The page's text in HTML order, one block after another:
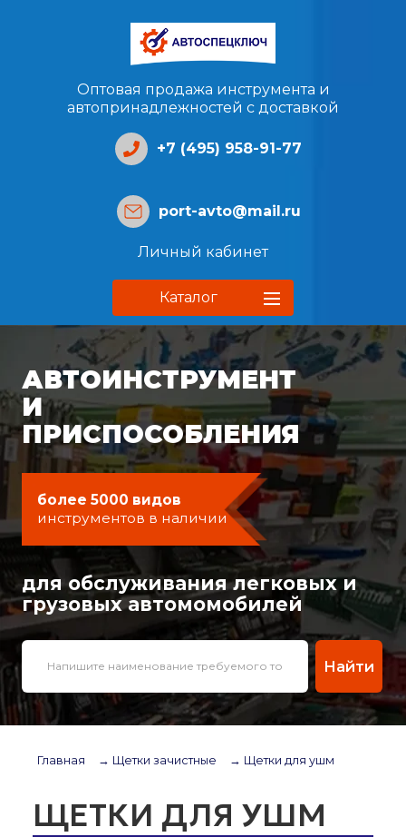
Оптовая продажа инструмента и
автопринадлежностей с доставкой
+7 (495) 958-91-77
port-avto@mail.ru
Личный кабинет
Каталог
АВТОИНСТРУМЕНТ
И
ПРИСПОСОБЛЕНИЯ
более 5000 видов
инструментов в наличии
для обслуживания легковых и
грузовых автомомобилей
Найти
Главная → Щетки зачистные → Щетки для ушм
ЩЕТКИ ДЛЯ УШМ